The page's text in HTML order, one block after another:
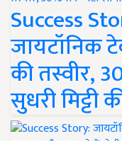
Success
जायटॉनिक
की तस्वीर,
सुधरी मिट्टी